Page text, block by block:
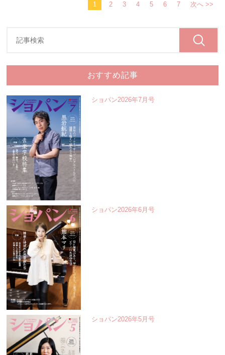
1 2 3 4 5 6 7 次へ >>
おすすめ記事
ショパン2026年7月号
ショパン2026年6月号
ショパン2026年5月号